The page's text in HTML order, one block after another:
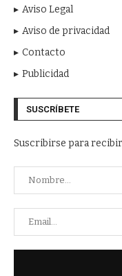
Aviso Legal
Aviso de privacidad
Contacto
Publicidad
SUSCRÍBETE
Suscribirse para